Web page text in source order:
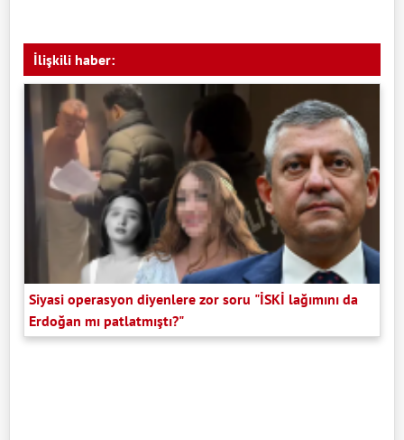
İlişkili haber:
Siyasi operasyon diyenlere zor soru "İSKİ lağımını da
Erdoğan mı patlatmıştı?"